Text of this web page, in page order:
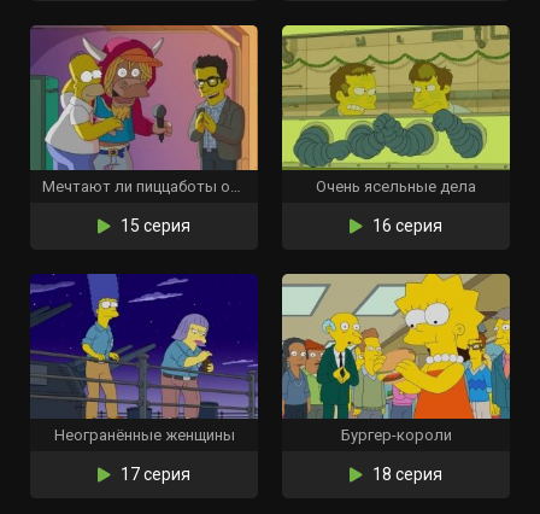
Мечтают ли пиццаботы об электрогитарах?
15 серия
Очень ясельные дела
16 серия
Неогранённые женщины
17 серия
Бургер-короли
18 серия